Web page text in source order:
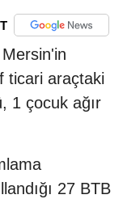
ticari araçtaki
1 çocuk ağır
27 BTB